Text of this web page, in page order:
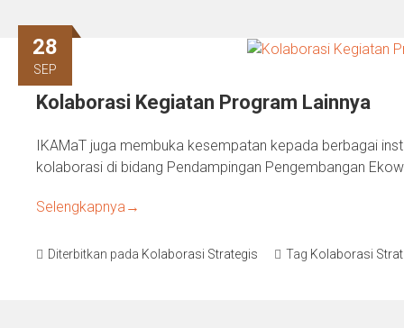
28
SEP
Kolaborasi Kegiatan Program Lainnya
IKAMaT juga membuka kesempatan kepada berbagai
kolaborasi di bidang Pendampingan Pengembangan
Selengkapnya →
Diterbitkan pada Kolaborasi Strategis Tag Kolaborasi